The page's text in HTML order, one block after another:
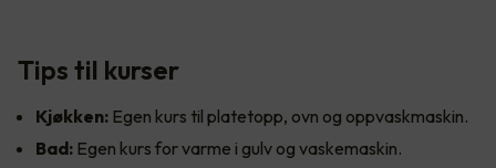
Tips til kurser
Kjøkken: Egen kurs til platetopp, ovn og oppvaskmaskin.
Bad: Egen kurs for varme i gulv og vaskemaskin.